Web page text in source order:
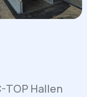
TOP Hallen